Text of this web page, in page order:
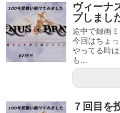
ヴィーナ
プしまし
途中で録画
今回はちょ
やってる時
も...
７回目を